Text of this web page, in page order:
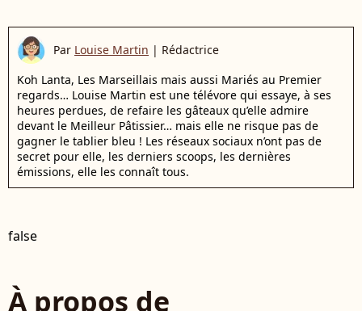
Par Louise Martin | Rédactrice
Koh Lanta, Les Marseillais mais aussi Mariés au Premier
regards… Louise Martin est une télévore qui essaye, à ses
heures perdues, de refaire les gâteaux qu’elle admire
devant le Meilleur Pâtissier… mais elle ne risque pas de
gagner le tablier bleu ! Les réseaux sociaux n’ont pas de
secret pour elle, les derniers scoops, les dernières
émissions, elle les connaît tous.
false
À propos de